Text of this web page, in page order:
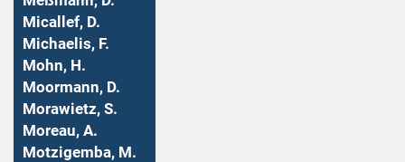
Micallef, D.
Michaelis, F.
Mohn, H.
Moormann, D.
Morawietz, S.
Moreau, A.
Motzigemba, M.